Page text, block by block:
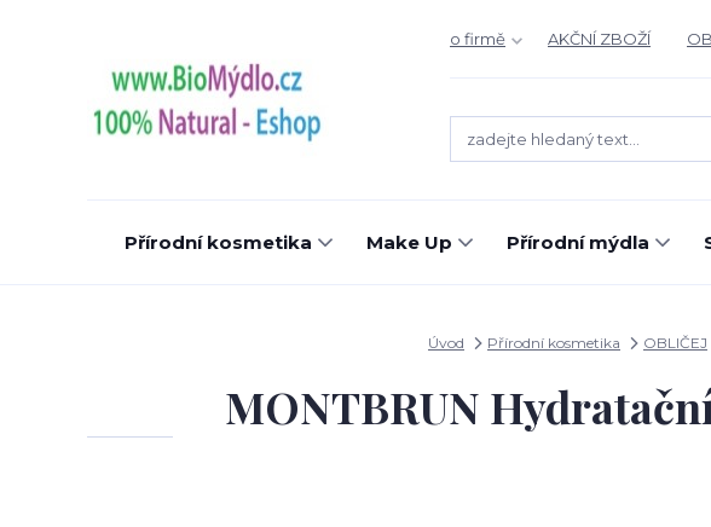
o firmě AKČNÍ ZBOŽÍ
Přírodní kosmetika Make Up Přírodní mýdla
Úvod Přírodní kosmetika OBLIČEJ
MONTBRUN